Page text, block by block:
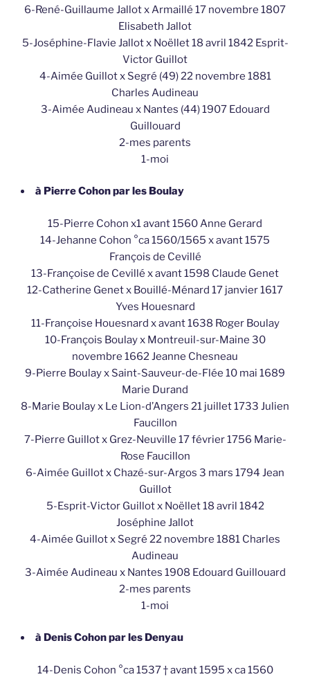
6-René-Guillaume Jallot x Armaillé 17 novembre 1807
Elisabeth Jallot
5-Joséphine-Flavie Jallot x Noëllet 18 avril 1842 Esprit-
Victor Guillot
4-Aimée Guillot x Segré (49) 22 novembre 1881
Charles Audineau
3-Aimée Audineau x Nantes (44) 1907 Edouard
Guillouard
2-mes parents
1-moi
à Pierre Cohon par les Boulay
15-Pierre Cohon x1 avant 1560 Anne Gerard
14-Jehanne Cohon °ca 1560/1565 x avant 1575
François de Cevillé
13-Françoise de Cevillé x avant 1598 Claude Genet
12-Catherine Genet x Bouillé-Ménard 17 janvier 1617
Yves Houesnard
11-Françoise Houesnard x avant 1638 Roger Boulay
10-François Boulay x Montreuil-sur-Maine 30
novembre 1662 Jeanne Chesneau
9-Pierre Boulay x Saint-Sauveur-de-Flée 10 mai 1689
Marie Durand
8-Marie Boulay x Le Lion-d’Angers 21 juillet 1733 Julien
Faucillon
7-Pierre Guillot x Grez-Neuville 17 février 1756 Marie-
Rose Faucillon
6-Aimée Guillot x Chazé-sur-Argos 3 mars 1794 Jean
Guillot
5-Esprit-Victor Guillot x Noëllet 18 avril 1842
Joséphine Jallot
4-Aimée Guillot x Segré 22 novembre 1881 Charles
Audineau
3-Aimée Audineau x Nantes 1908 Edouard Guillouard
2-mes parents
1-moi
à Denis Cohon par les Denyau
14-Denis Cohon °ca 1537 † avant 1595 x ca 1560